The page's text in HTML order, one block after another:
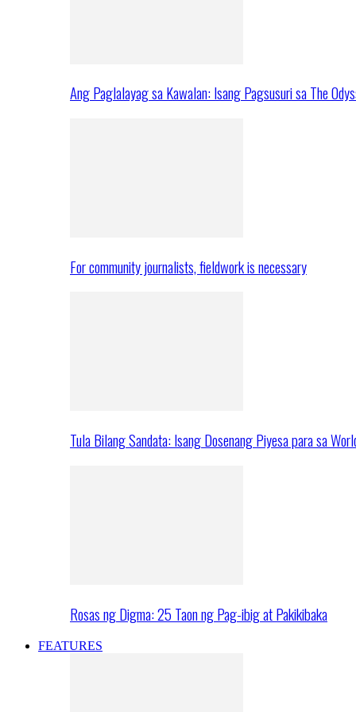
Ang Paglalayag sa Kawalan: Isang Pagsusuri sa The
For community journalists, fieldwork is necessary
Tula Bilang Sandata: Isang Dosenang Piyesa para sa
Rosas ng Digma: 25 Taon ng Pag-ibig at Pakikibaka
FEATURES